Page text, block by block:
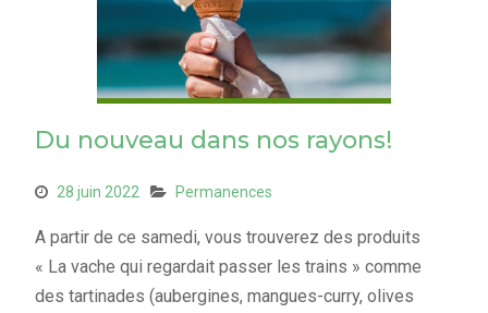
Du nouveau dans nos rayons!
28 juin 2022 Permanences
A partir de ce samedi, vous trouverez des produits
« La vache qui regardait passer les trains » comme
des tartinades (aubergines, mangues-curry, olives